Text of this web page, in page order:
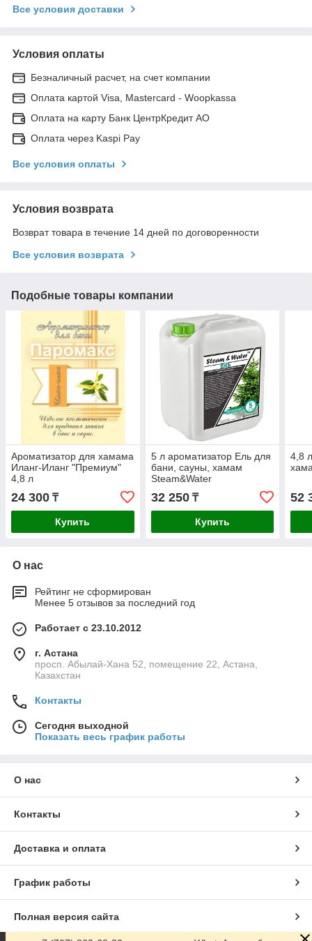
Все условия доставки
Условия оплаты
Безналичный расчет, на счет компании
Оплата картой Visa, Mastercard - Woopkassa
Оплата на карту Банк ЦентрКредит АО
Оплата через Kaspi Pay
Все условия оплаты
Условия возврата
Возврат товара в течение 14 дней по договоренности
Все условия возврата
Подобные товары компании
Ароматизатор для хамама
Иланг-Иланг "Премиум"
4,8 л
24 300 ₸
Купить
5 л ароматизатор Ель для
бани, сауны, хамам
Steam&Water
32 250₸
Купить
4,8
52
О нас
Рейтинг не сформирован
Менее 5 отзывов за последний год
Работает с 23.10.2012
г. Астана
просп. Абылай-Хана 52, помещение 22, Астана,
Казахстан
Контакты
Сегодня выходной
Показать весь график работы
О нас
Контакты
Доставка и оплата
График работы
Полная версия сайта